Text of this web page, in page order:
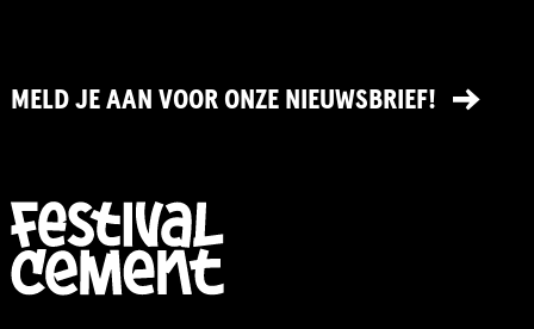
MELD JE AAN VOOR ONZE NIEUWSBRIEF!